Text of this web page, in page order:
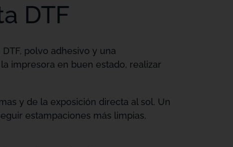
DTF
polvo adhesivo y una
impresora en buen estado, realizar
y de la exposición directa al sol. Un
estampaciones más limpias,